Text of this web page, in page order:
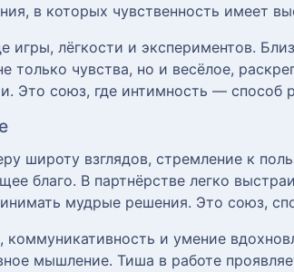
в которых чувственность имеет
игры, лёгкости и экспериментов.
только чувства, но и весёлое,
Это союз, где интимность — способ
широту взглядов, стремление к
благо. В партнёрстве легко
мудрые решения. Это союз,
коммуникативность и умение
мышление. Тиша в работе